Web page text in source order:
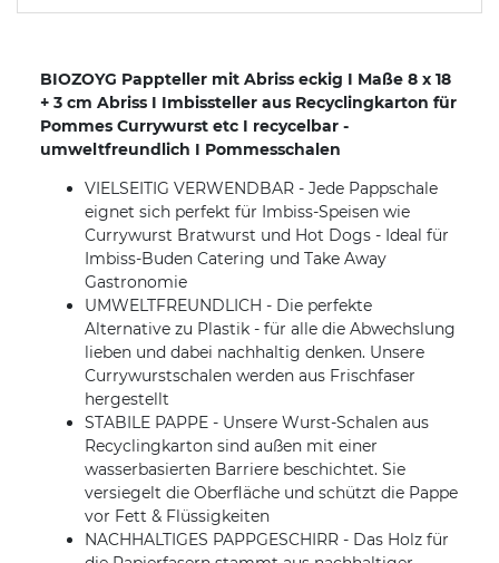
BIOZOYG Pappteller mit Abriss eckig I Maße 8 x 18
+ 3 cm Abriss I Imbissteller aus Recyclingkarton für
Pommes Currywurst etc I recycelbar -
umweltfreundlich I Pommesschalen
VIELSEITIG VERWENDBAR - Jede Pappschale
eignet sich perfekt für Imbiss-Speisen wie
Currywurst Bratwurst und Hot Dogs - Ideal für
Imbiss-Buden Catering und Take Away
Gastronomie
UMWELTFREUNDLICH - Die perfekte
Alternative zu Plastik - für alle die Abwechslung
lieben und dabei nachhaltig denken. Unsere
Currywurstschalen werden aus Frischfaser
hergestellt
STABILE PAPPE - Unsere Wurst-Schalen aus
Recyclingkarton sind außen mit einer
wasserbasierten Barriere beschichtet. Sie
versiegelt die Oberfläche und schützt die Pappe
vor Fett & Flüssigkeiten
NACHHALTIGES PAPPGESCHIRR - Das Holz für